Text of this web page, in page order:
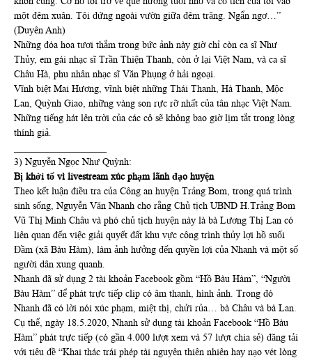
một đêm xuân. Tôi đứng ngoài vườn giữa đêm trăng. Ngẩn ngơ…”
(Duyên Anh)
Những đóa hoa tươi thắm trong bức ảnh này giờ chỉ còn ca sĩ Như
Thủy, em gái nhạc sĩ Trần Thiện Thanh, còn ở lại Việt Nam, và ca sĩ
Châu Hà, phu nhân nhạc sĩ Văn Phụng ở hải ngoại.
Vĩnh biệt Mai Hương, vĩnh biệt những Thái Thanh, Hà Thanh, Mộc
Lan, Quỳnh Giao, những vàng son rực rỡ nhất của tân nhạc Việt Nam.
Những tiếng hát lên trời của các cô sẽ không bao giờ lịm tắt trong lòng
thính giả.
3) Nguyễn Ngọc Như Quỳnh:
Bị khởi tố vì livestream xúc phạm lãnh đạo huyện
Theo kết luận điều tra của Công an huyện Trảng Bom, trong quá trình
sinh sống, Nguyễn Văn Nhanh cho rằng Chủ tịch UBND H.Trảng Bom
Vũ Thị Minh Châu và phó chủ tịch huyện này là bà Lương Thị Lan có
liên quan đến việc giải quyết đất khu vực công trình thủy lợi hồ suối
Đầm (xã Bàu Hàm), làm ảnh hưởng đến quyền lợi của Nhanh và một số
người dân xung quanh.
Nhanh đã sử dụng 2 tài khoản Facebook gồm “Hồ Bàu Hàm”, “Người
Bàu Hàm” để phát trực tiếp clip có âm thanh, hình ảnh. Trong đó
Nhanh đã có lời nói xúc phạm, miệt thị, chửi rủa… bà Châu và bà Lan.
Cụ thể, ngày 18.5.2020, Nhanh sử dụng tài khoản Facebook “Hồ Bàu
Hàm” phát trực tiếp (có gần 4.000 lượt xem và 57 lượt chia sẻ) đăng tải
với tiêu đề “Khai thác trái phép tài nguyên thiên nhiên hay nạo vét lòng